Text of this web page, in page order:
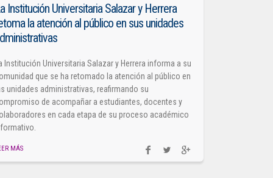
Institución Universitaria Salazar y Herrera
la atención al público en sus unidades
Institución Universitaria Salazar y Herrera informa a su
que se ha retomado la atención al público en
unidades administrativas, reafirmando su
de acompañar a estudiantes, docentes y
en cada etapa de su proceso académico
MÁS